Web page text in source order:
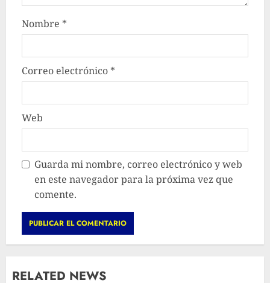
Nombre *
Correo electrónico *
Web
Guarda mi nombre, correo electrónico y web
en este navegador para la próxima vez que
comente.
RELATED NEWS